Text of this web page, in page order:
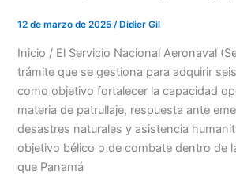
12 de marzo de 2025 / Didier Gil
Inicio / El Servicio Nacional Aeronaval
trámite que se gestiona para adquirir
como objetivo fortalecer la capacidad
materia de patrullaje, respuesta ante
desastres naturales y asistencia
objetivo bélico o de combate dentro de
que Panamá